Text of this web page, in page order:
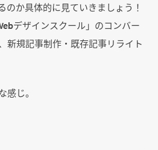
のか具体的に見ていきましょう！
デザインスクール」のコンバー
新規記事制作・既存記事リライト
感じ。